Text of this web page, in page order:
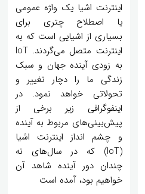
اینترنت اشیا یک واژه عمومی
یا اصطلاح چتری برای
بسیاری از اشیایی است که به
اینترنت متصل می‌گردند. IoT
به زودی آینده جهان و ‌سبک
‌زندگی ما را دچار تغییر‌ و
تحولاتی خواهد نمود. در
اینفوگرافی زیر برخی از
پیش‌بینی‌های مربوط به آینده
و چشم انداز اینترنت اشیا
(IoT) که در سال‌های نه
چندان دور آینده شاهد آن
خواهیم بود، آمده است